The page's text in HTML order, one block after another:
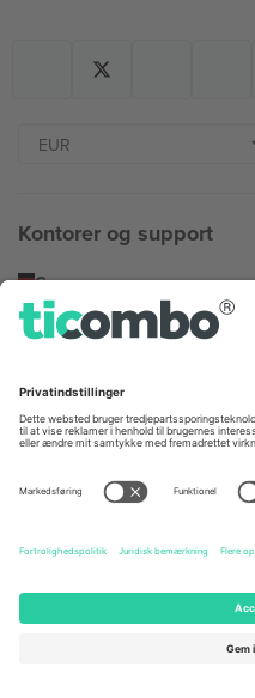
Kontorer og support
Germany
Unter den Linden 24, 10117
Berlin, Germany
United States
131 Continental Dr, Suite 305,
Newark, Delaware 19713, United
States
Bulgaria